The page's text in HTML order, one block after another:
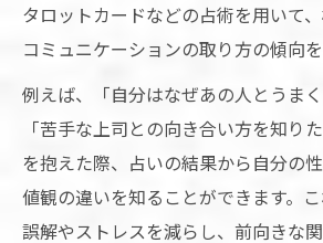
タロットカードなどの占術を用いて
コミュニケーションの取り方の傾向を
例えば、「自分はなぜあの人とうまく
「苦手な上司との向き合い方を知り
を抱えた際、占いの結果から自分の
値観の違いを知ることができます。
誤解やストレスを減らし、前向きな